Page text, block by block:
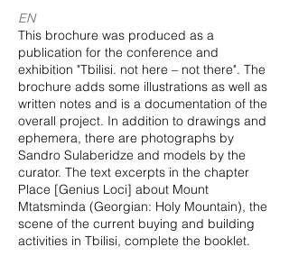
EN
This brochure was produced as a
publication for the conference and
exhibition "Tbilisi. not here – not there". The
brochure adds some illustrations as well as
written notes and is a documentation of the
overall project. In addition to drawings and
ephemera, there are photographs by
Sandro Sulaberidze and models by the
curator. The text excerpts in the chapter
Place [Genius Loci] about Mount
Mtatsminda (Georgian: Holy Mountain), the
scene of the current buying and building
activities in Tbilisi, complete the booklet.